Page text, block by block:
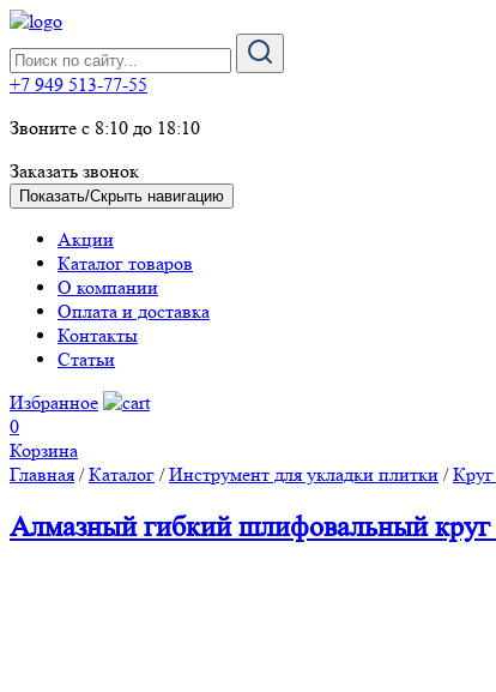
+7 949 513-77-55
Звоните с 8:10 до 18:10
Заказать звонок
Показать/Скрыть навигацию
Акции
Каталог товаров
О компании
Оплата и доставка
Контакты
Статьи
Избранное
0
Корзина
Главная /Каталог /Инструмент для укладки плитки /
Алмазный гибкий шлифовальный